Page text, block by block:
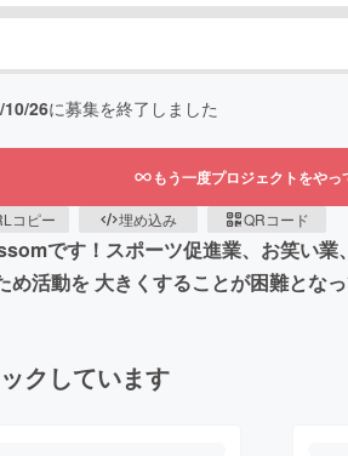
10/26に募集を終了しました
もう一度プロジェクトをやっ
コピー 埋め込み QRコード
です！スポーツ促進業、お笑い
活動を 大きくすることが困難とな
クしています